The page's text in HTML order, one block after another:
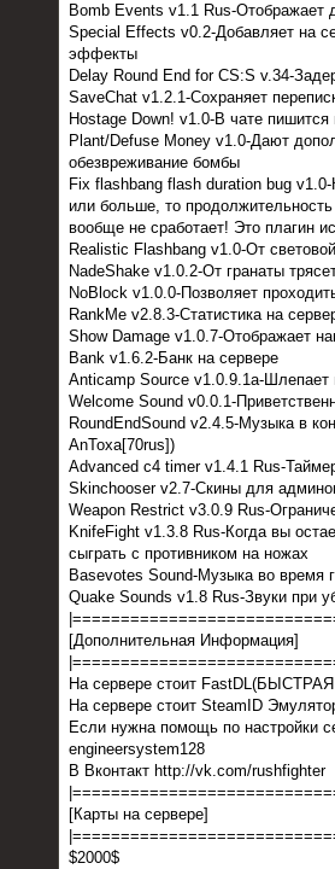
Bomb Events v1.1 Rus-Отображает
Special Effects v0.2-Добавляет на
эффекты
Delay Round End for CS:S v.34-
SaveChat v1.2.1-Сохраняет
Hostage Down! v1.0-В чате пишится
Plant/Defuse Money v1.0-Дают
обезвреживание бомбы
Fix flashbang flash duration bug
или больше, то
вообще не сработает! Это плагин
Realistic Flashbang v1.0-От
NadeShake v1.0.2-От гранаты
NoBlock v1.0.0-Позволяет
RankMe v2.8.3-Статистика на
Show Damage v1.0.7-Отображает
Bank v1.6.2-Банк на сервере
Anticamp Source v1.0.9.1a-Шлепает
Welcome Sound v0.0.1-
RoundEndSound v2.4.5-Музыка в
AnToxa[70rus])
Advanced c4 timer v1.4.1 Rus-
Skinchooser v2.7-Скины для
Weapon Restrict v3.0.9 Rus-
KnifeFight v1.3.8 Rus-Когда вы
сыграть с противником на ножах
Basevotes Sound-Музыка во время
Quake Sounds v1.8 Rus-Звуки при
[Дополнительная Информация]
На сервере стоит
На сервере стоит SteamID
Если нужна помощь по настройки
engineersystem128
В Вконтакт http://vk.com/rushfighter
[Карты на сервере]
$2000$